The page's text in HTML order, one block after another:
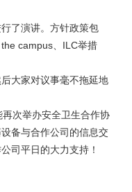
了演讲。方针政策包
campus、ILC举措
大家对议事毫不拖延地
次举办安全卫生合作协
备与合作公司的信息交
司平日的大力支持！